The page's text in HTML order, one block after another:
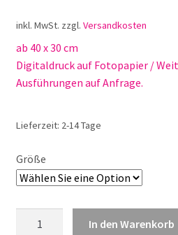
inkl. MwSt. zzgl. Versandkosten
ab 40 x 30 cm
Digitaldruck auf Fotopapier /
Ausführungen auf Anfrage.
Lieferzeit: 2-14 Tage
Größe
In den Warenkorb